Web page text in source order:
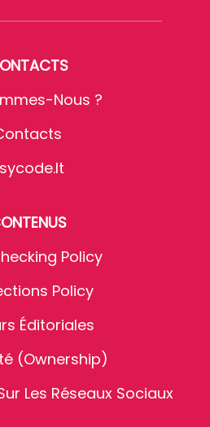
Nous ?
Policy
Policy
Éditoriales
(Ownership)
Les Réseaux Sociaux